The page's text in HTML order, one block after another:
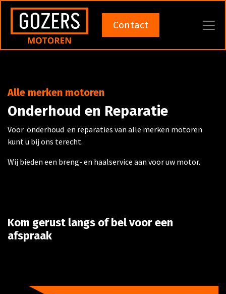
Contact
Alle merken motoren
Onderhoud en Reparatie
Voor onderhoud en reparaties van alle merken motoren
kunt u bij ons terecht.
Wij bieden een breng- en haalservice aan voor uw motor.
Kom gerust langs of bel voor een
afspraak